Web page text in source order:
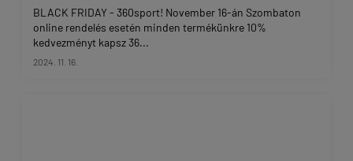
BLACK FRIDAY - 360sport! November 16-án Szombaton
online rendelés esetén minden termékünkre 10%
kedvezményt kapsz 36...
2024. 11. 16.